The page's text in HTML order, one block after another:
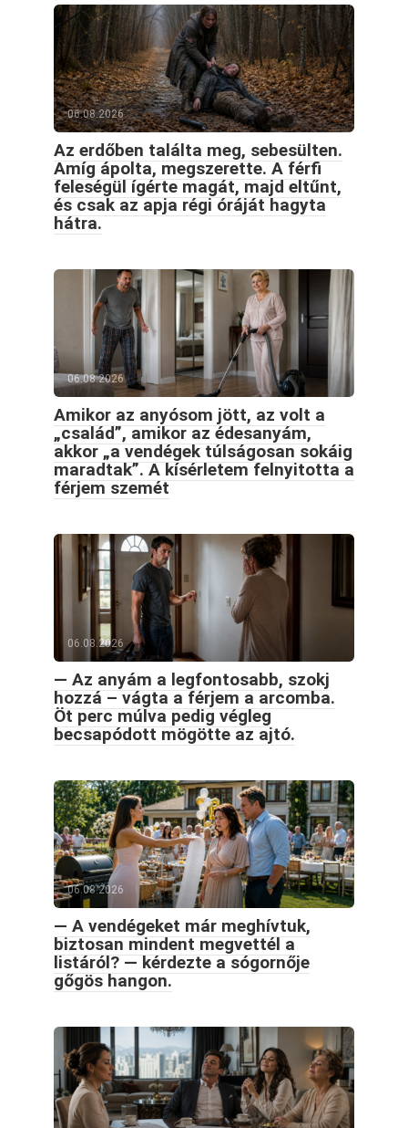
06.08.2026
Az erdőben találta meg, sebesülten.
Amíg ápolta, megszerette. A férfi
feleségül ígérte magát, majd eltűnt,
és csak az apja régi óráját hagyta
hátra.
06.08.2026
Amikor az anyósom jött, az volt a
„család”, amikor az édesanyám,
akkor „a vendégek túlságosan sokáig
maradtak”. A kísérletem felnyitotta a
férjem szemét
06.08.2026
— Az anyám a legfontosabb, szokj
hozzá – vágta a férjem a arcomba.
Öt perc múlva pedig végleg
becsapódott mögötte az ajtó.
06.08.2026
— A vendégeket már meghívtuk,
biztosan mindent megvettél a
listáról? — kérdezte a sógornője
gőgös hangon.